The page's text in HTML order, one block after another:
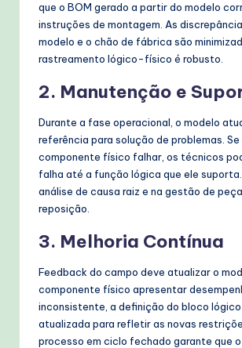
que o BOM gerado a partir do modelo
instruções de montagem. As
modelo e o chão de fábrica são
rastreamento lógico-físico é robusto.
2. Manutenção e
Durante a fase operacional, o modelo
referência para solução de problemas. Se
componente físico falhar, os técnicos
falha até a função lógica que ele suporta.
análise de causa raiz e na gestão de
reposição.
3. Melhoria Contínua
Feedback do campo deve atualizar o
componente físico apresentar
inconsistente, a definição do bloco
atualizada para refletir as novas
processo em ciclo fechado garante que